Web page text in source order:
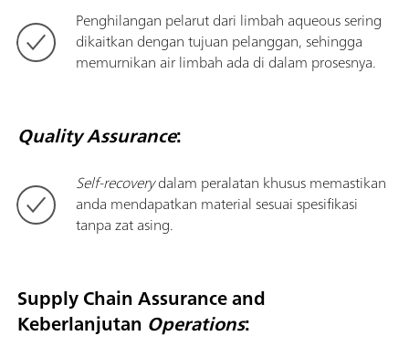
Penghilangan pelarut dari limbah aqueous sering
dikaitkan dengan tujuan pelanggan, sehingga
memurnikan air limbah ada di dalam prosesnya.
Quality Assurance:
Self-recoverydalam peralatan khusus memastikan
anda mendapatkan material sesuai spesifikasi
tanpa zat asing.
Supply Chain Assurance and
Keberlanjutan Operations: